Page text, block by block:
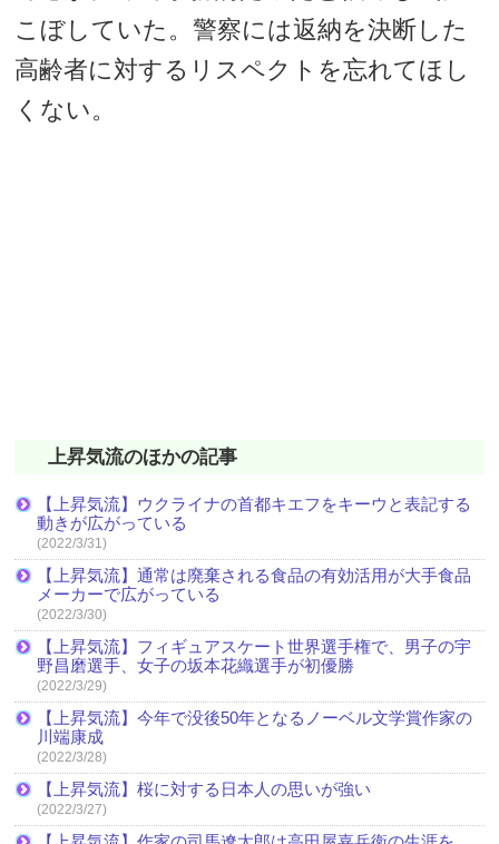
こぼしていた。警察には返納を決断した
高齢者に対するリスペクトを忘れてほし
くない。
上昇気流のほかの記事
【上昇気流】ウクライナの首都キエフをキーウと表記する
動きが広がっている
(2022/3/31)
【上昇気流】通常は廃棄される食品の有効活用が大手食品
メーカーで広がっている
(2022/3/30)
【上昇気流】フィギュアスケート世界選手権で、男子の宇
野昌磨選手、女子の坂本花織選手が初優勝
(2022/3/29)
【上昇気流】今年で没後50年となるノーベル文学賞作家の
川端康成
(2022/3/28)
【上昇気流】桜に対する日本人の思いが強い
(2022/3/27)